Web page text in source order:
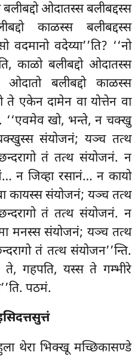
ओदातस्स बलीबद्दस्स
काळस्स बलीबद्दस्स
वदेय्या’’ति? ‘‘नो
काळो बलीबद्दो ओदातस्स
बलीबद्दो काळस्स
एकेन दामेन वा योत्तेन वा
‘‘एवमेव खो, भन्ते, न चक्खु
संयोजनं; यञ्च तत्थ
तं तत्थ संयोजनं. न
न जिव्हा रसानं… न कायो
कायस्स संयोजनं; यञ्च तत्थ
तं तत्थ संयोजनं. न
मनस्स संयोजनं; यञ्च तत्थ
तं तत्थ संयोजन’’न्ति.
ते, गहपति, यस्स ते गम्भीरे
पठमं.
थेरा भिक्खू मच्छिकासण्डे